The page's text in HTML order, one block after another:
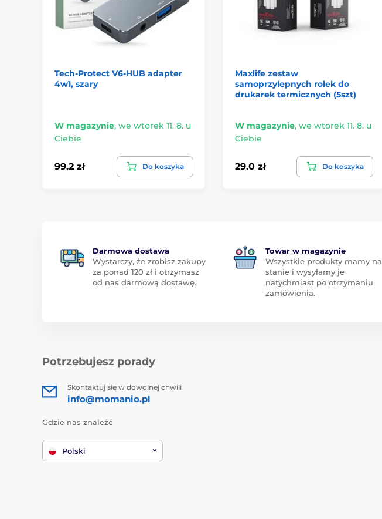
Tech-Protect V6-HUB adapter
4w1, szary
W magazynie, we wtorek 11. 8. u
Ciebie
99.2 zł Do koszyka
Maxlife zestaw
samoprzylepnych rolek do
drukarek termicznych (5szt)
W magazynie, we wtorek 11. 8. u
Ciebie
29.0 zł Do koszyka
Darmowa dostawa
Wystarczy, że zrobisz zakupy
za ponad 120 zł i otrzymasz
od nas darmową dostawę.
Towar w magazynie
Wszystkie produkty mamy na
stanie i wysyłamy je
natychmiast po otrzymaniu
zamówienia.
Potrzebujesz porady
Skontaktuj się w dowolnej chwili
info@momanio.pl
Gdzie nas znaleźć
Polski